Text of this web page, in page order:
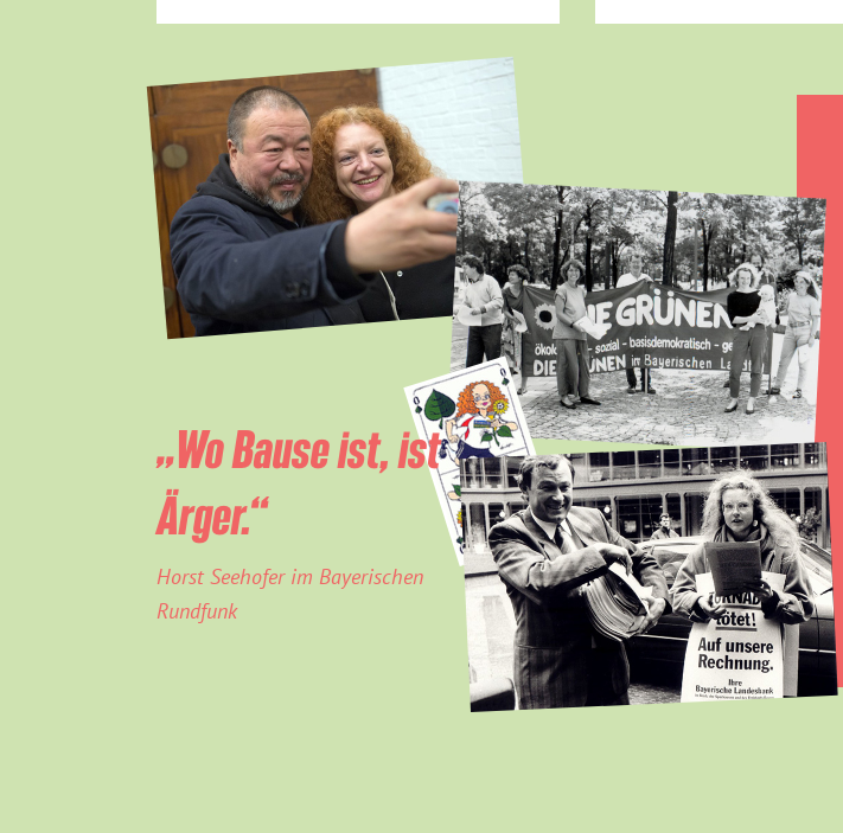
„Wo Bause ist, ist
Ärger.“
Horst Seehofer im Bayerischen
Rundfunk